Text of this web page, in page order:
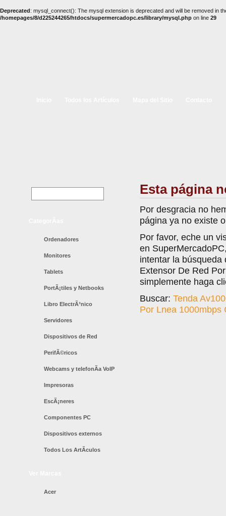
Deprecated: mysql_connect(): The mysql extension is deprecated and will be removed in
/homepages/8/d225244265/htdocs/supermercadopc.es/library/mysql.php on line 29
Ordenadores
Monitores
Tablets
PortÃ¡tiles y Netbooks
Libro ElectrÃ³nico
Servidores
Dispositivos de Red
PerifÃ©ricos
Webcams y telefonÃ­a VoIP
Impresoras
EscÃ¡neres
Componentes PC
Dispositivos externos
Todos Los ArtÃ­culos
Acer
Esta página
Por desgracia no
página ya no existe
Por favor, eche un
en
intentar la búsqueda
Extensor De Red
simplemente haga
Buscar: Tenda
Por Lnea 1000mbps